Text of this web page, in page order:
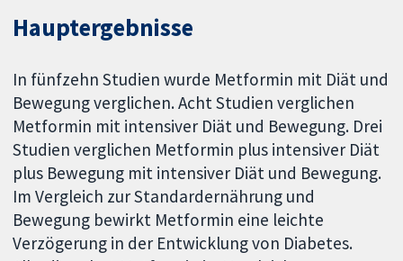
Hauptergebnisse
In fünfzehn Studien wurde Metformin mit Diät und
Bewegung verglichen. Acht Studien verglichen
Metformin mit intensiver Diät und Bewegung. Drei
Studien verglichen Metformin plus intensiver Diät
plus Bewegung mit intensiver Diät und Bewegung.
Im Vergleich zur Standardernährung und
Bewegung bewirkt Metformin eine leichte
Verzögerung in der Entwicklung von Diabetes.